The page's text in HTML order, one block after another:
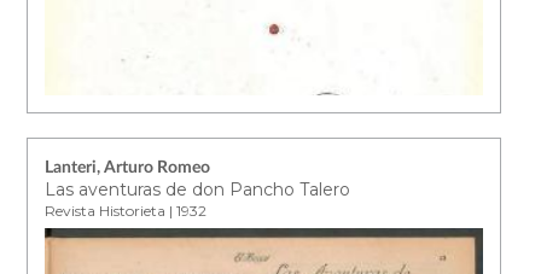
Lanteri, Arturo Romeo
Las aventuras de don Pancho Talero
Revista Historieta | 1932